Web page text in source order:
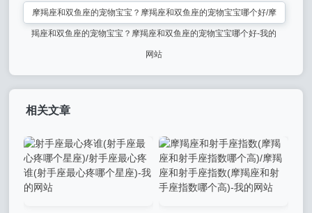
摩羯座和双鱼座的宠物宝宝？摩羯座和双鱼座的宠物宝宝哪个好/摩
羯座和双鱼座的宠物宝宝？摩羯座和双鱼座的宠物宝宝哪个好-我的
网站
相关文章